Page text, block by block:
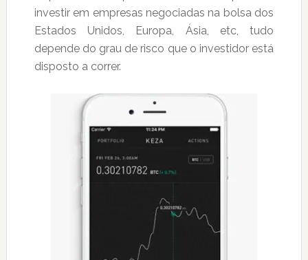
investir em empresas negociadas na bolsa dos
Estados Unidos, Europa, Ásia, etc, tudo
depende do grau de risco que o investidor está
disposto a correr.